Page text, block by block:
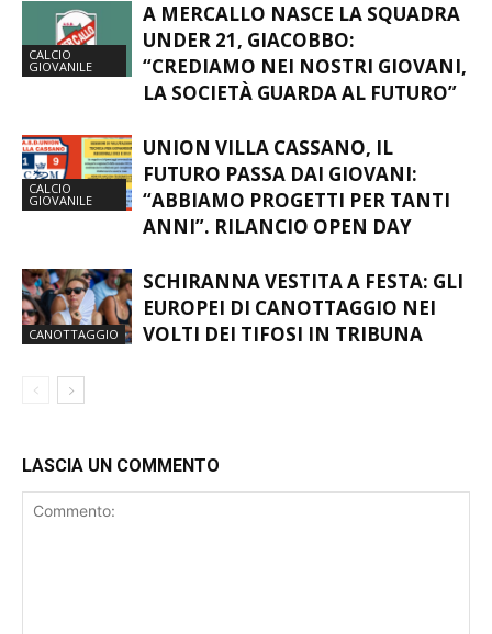
CALCIO
GIOVANILE
A MERCALLO NASCE LA SQUADRA
UNDER 21, GIACOBBO:
“CREDIAMO NEI NOSTRI GIOVANI,
LA SOCIETÀ GUARDA AL FUTURO”
CALCIO
GIOVANILE
UNION VILLA CASSANO, IL
FUTURO PASSA DAI GIOVANI:
“ABBIAMO PROGETTI PER TANTI
ANNI”. RILANCIO OPEN DAY
CANOTTAGGIO
SCHIRANNA VESTITA A FESTA: GLI
EUROPEI DI CANOTTAGGIO NEI
VOLTI DEI TIFOSI IN TRIBUNA
LASCIA UN COMMENTO